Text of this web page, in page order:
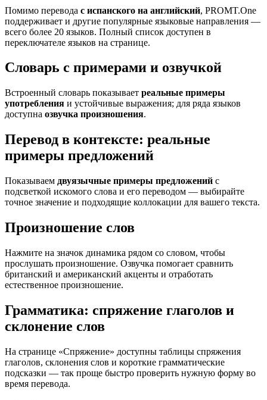
Помимо перевода с испанского на английский, PROMT.One
поддерживает и другие популярные языковые направления —
всего более 20 языков. Полный список доступен в
переключателе языков на странице.
Словарь с примерами и озвучкой
Встроенный словарь показывает реальные примеры
употребления и устойчивые выражения; для ряда языков
доступна озвучка произношения.
Перевод в контексте: реальные
примеры предложений
Показываем двуязычные примеры предложений с
подсветкой искомого слова и его переводом — выбирайте
точное значение и подходящие коллокации для вашего текста.
Произношение слов
Нажмите на значок динамика рядом со словом, чтобы
прослушать произношение. Озвучка помогает сравнить
британский и американский акценты и отработать
естественное произношение.
Грамматика: спряжение глаголов и
склонение слов
На странице «Спряжение» доступны таблицы спряжения
глаголов, склонения слов и короткие грамматические
подсказки — так проще быстро проверить нужную форму во
время перевода.